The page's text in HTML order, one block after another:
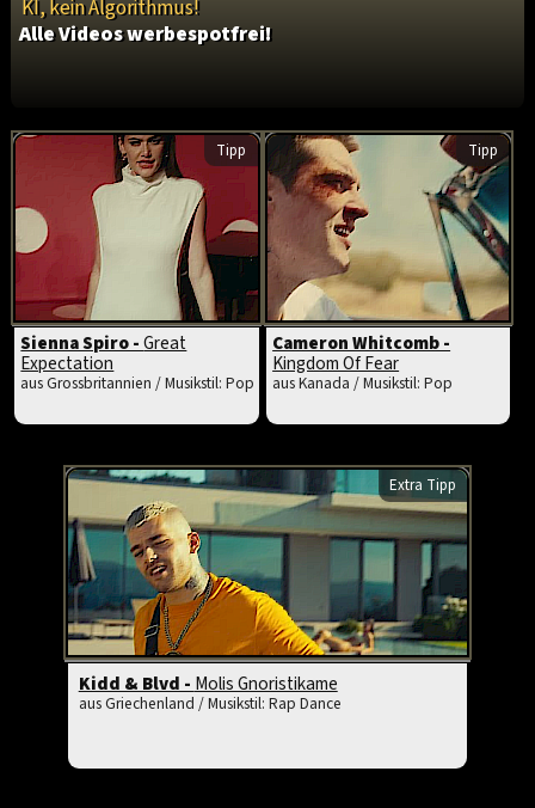
KI, kein Algorithmus!
Alle Videos werbespotfrei!
Tipp
Sienna Spiro -Great
Expectation
aus Grossbritannien / Musikstil: Pop
Tipp
Cameron Whitcomb -
Kingdom Of Fear
aus Kanada / Musikstil: Pop
Extra Tipp
Kidd & Blvd - Molis Gnoristikame
aus Griechenland / Musikstil: Rap Dance